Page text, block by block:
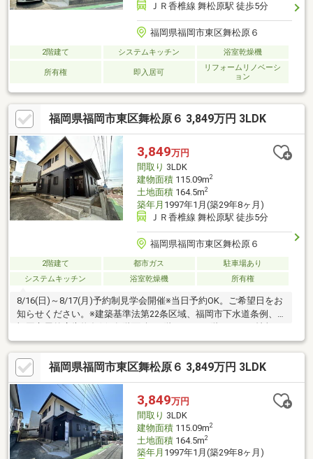
ＪＲ香椎線 舞松原駅 徒歩5分
福岡県福岡市東区舞松原６
2階建て システムキッチン 浴室乾燥機
所有権 即入居可
リフォームリノベーシ
ョン
福岡県福岡市東区舞松原６ 3,849万円 3LDK
3,849万円
間取り 3LDK
建物面積115.09m2
土地面積164.5m2
築年月 1997年1月(築29年8ヶ月)
ＪＲ香椎線 舞松原駅 徒歩5分
福岡県福岡市東区舞松原６
2階建て 都市ガス
駐車場あり
システムキッチン
浴室乾燥機 所有権
8/16(日)～8/17(月)予約制見学会開催※当日予約OK。ご希望日をお
知らせください。※建築基準法第22条区域、福岡市下水道条例、
福岡市屋外広告物条例※各階面積：1階71.21㎡ 2階43.88㎡※情報と
現況が相違する場合は、現況優先とします。※司法書士は売主の
指定になります。※通学の区域に関しては自治体や教育委員会等
にご確認ください。
福岡県福岡市東区舞松原６ 3,849万円 3LDK
3,849万円
間取り 3LDK
建物面積115.09m2
土地面積164.5m2
築年月 1997年1月(築29年8ヶ月)